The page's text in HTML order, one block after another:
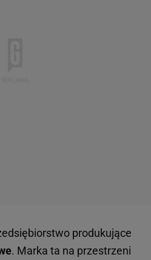
produkujące
. Marka ta na przestrzeni